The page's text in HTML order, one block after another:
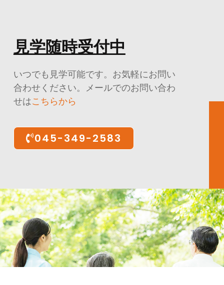
見学随時受付中
いつでも見学可能です。お気軽にお問い
合わせください。メールでのお問い合わ
せはこちらから
045-349-2583